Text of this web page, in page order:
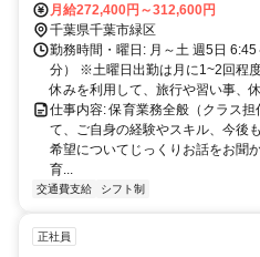
月給272,400円～312,600円
千葉県千葉市緑区
勤務時間・曜日: 月～土 週5日
分） ※土曜日出勤は月に1~2回程
休みを利用して、旅行や習い事、
仕事内容: 保育業務全般（クラス
て、ご自身の経験やスキル、今後
希望についてじっくりお話をお聞
育...
交通費支給 シフト制
正社員